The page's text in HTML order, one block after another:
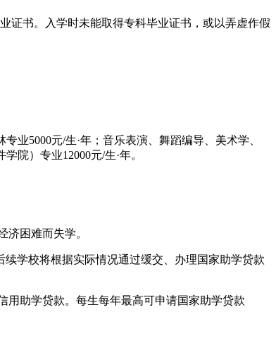
证书。入学时未能取得专科毕业证书，或以弄虚作假
业5000元/生·年；音乐表演、舞蹈编导、美术学、
院）专业12000元/生·年。
济困难而失学。
学校将根据实际情况通过缓交、办理国家助学贷款
用助学贷款。每生每年最高可申请国家助学贷款